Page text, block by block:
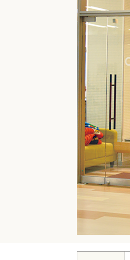
すでにご登録
イベント情報